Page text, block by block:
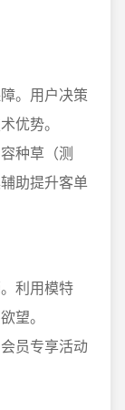
。用户决策
优势。
种草（测
助提升客单
利用模特
望。
员专享活动